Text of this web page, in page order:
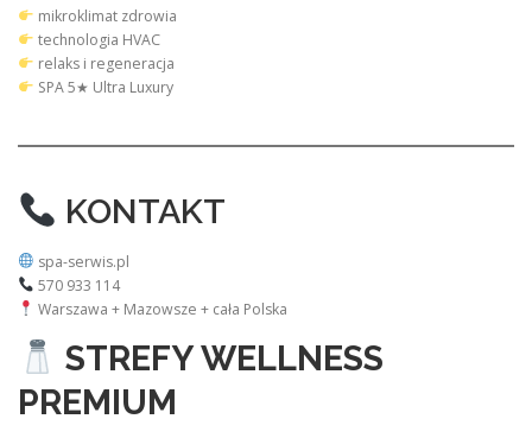
mikroklimat zdrowia
technologia HVAC
relaks i regeneracja
SPA 5★ Ultra Luxury
KONTAKT
spa-serwis.pl
570 933 114
Warszawa + Mazowsze + cała Polska
STREFY WELLNESS
PREMIUM